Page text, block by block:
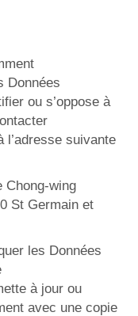
Données
ou s’oppose à
l’adresse suivante
Chong-wing
St Germain et
les Données
à jour ou
avec une copie